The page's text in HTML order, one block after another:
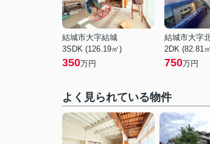
結城市大字結城
3SDK (126.19㎡)
350万円
結城市大字
2DK (82.81
750万円
よく見られている物件